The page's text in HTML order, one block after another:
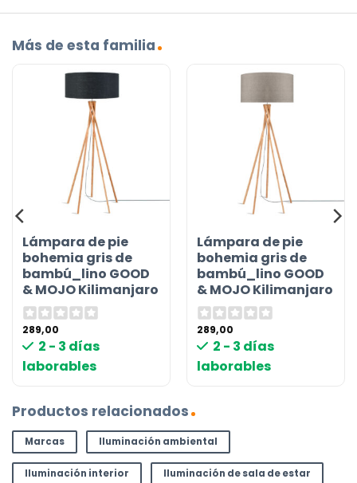
Más de esta familia
Lámpara de pie
bohemia gris de
bambú_lino GOOD
& MOJO Kilimanjaro
289,00
2 - 3 días
laborables
Lámpara de pie
bohemia gris de
bambú_lino GOOD
& MOJO Kilimanjaro
289,00
2 - 3 días
laborables
Productos relacionados
Marcas Iluminación ambiental
Iluminación interior Iluminación de sala de estar